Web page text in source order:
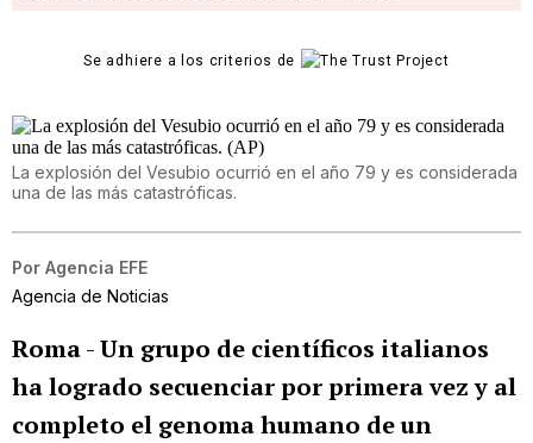
Se adhiere a los criterios de
La explosión del Vesubio ocurrió en el año 79 y es considerada
una de las más catastróficas.
Por Agencia EFE
Agencia de Noticias
Roma-Un grupo de científicos italianos
ha logrado secuenciar por primera vez y al
completo el genoma humano de un